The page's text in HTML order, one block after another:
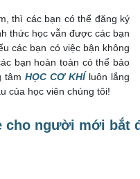
thì các bạn có thể đăng ký
thức học vẫn được các bạn
các bạn có việc bận không
bạn hoàn toàn có thể bảo
tâm HỌC CƠ KHÍ luôn lắng
của học viên chúng tôi!